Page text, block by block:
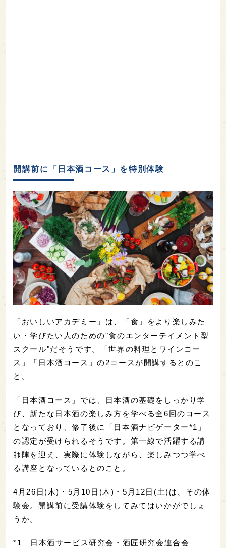
開講前に「日本酒コース」を特別体験
「おいしいアカデミー」は、「食」をより楽しみた
い・学びたい人のための"食のエンターテイメント型
スクール"だそうです。「世界の料理とワインコー
ス」「日本酒コース」の2コースが開講するとのこ
と。
「日本酒コース」では、日本酒の基礎をしっかり学
び、新たな日本酒の楽しみ方を学べる全6回のコース
となっており、修了後に「日本酒ナビゲーター*1」
の認定が受けられるそうです。第一線で活躍する講
師陣を迎え、実際に体験しながら、楽しみつつ学べ
る講座となっているとのこと。
4月26日(木)・5月10日(木)・5月12日(土)は、その体
験会。開講前に受講体験をしてみてはいかがでしょ
うか。
*1 日本酒サービス研究会・酒匠研究会連合会